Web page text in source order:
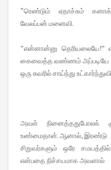
“ரெண்டும் ஏதாச்சும்
வேலப்பன் மனைவி.
”என்னான்னு தெரியலையே!”
கைவைத்த வண்ணம் அப்படியே
ஒரு சுவரில் சாய்ந்து
அவள் நினைத்ததுபோலக்
உண்மைதான். ஆனால், இரண்டு
சிறுவர்களும் ஒரே
என்பதை நிச்சயமாக அவளால்